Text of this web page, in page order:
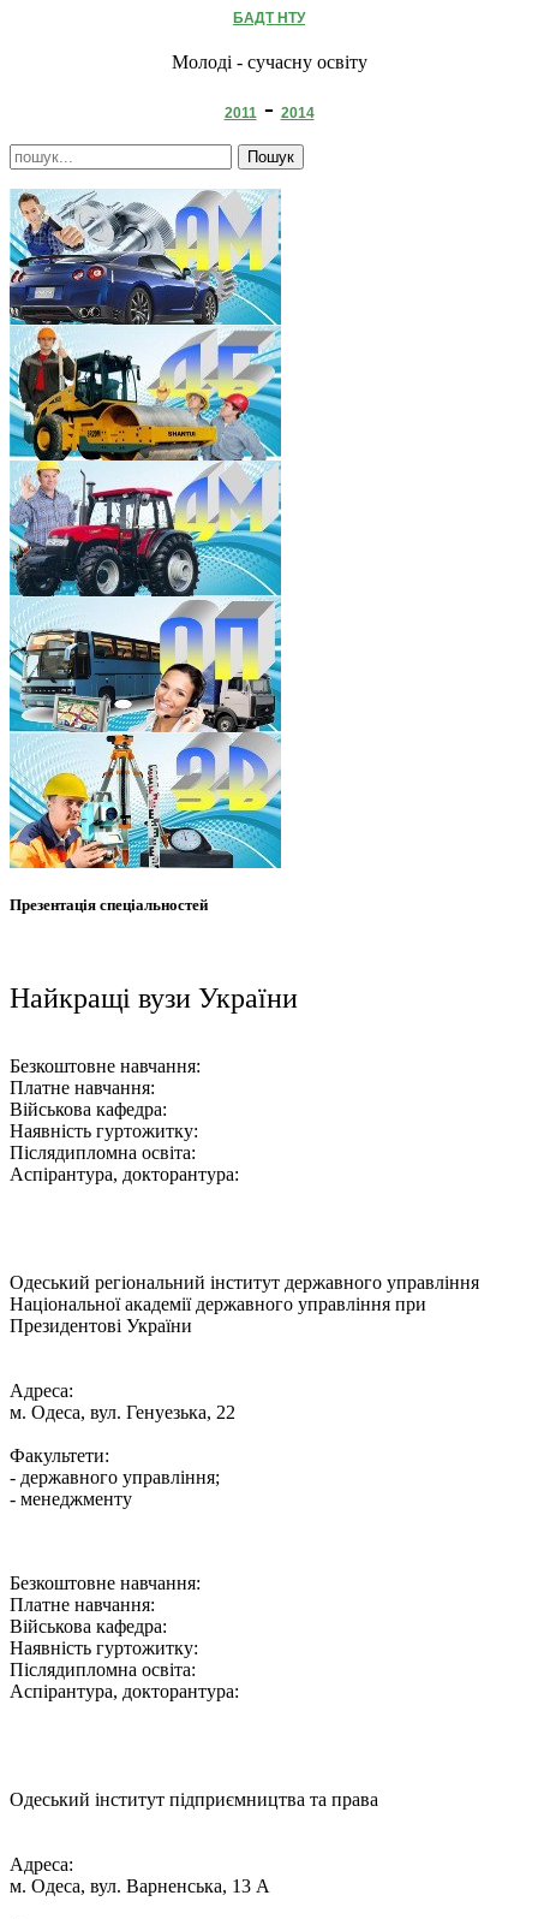
БАДТ НТУ
Молоді - сучасну освіту
2011- 2014
Презентація спеціальностей
Найкращі вузи України
Безкоштовне навчання:
Платне навчання:
Військова кафедра:
Наявність гуртожитку:
Післядипломна освіта:
Аспірантура, докторантура:
Одеський регіональний інститут державного управління
Національної академії державного управління при
Президентові України
Адреса:
м. Одеса, вул. Генуезька, 22
Факультети:
- державного управління;
- менеджменту
Безкоштовне навчання:
Платне навчання:
Військова кафедра:
Наявність гуртожитку:
Післядипломна освіта:
Аспірантура, докторантура:
Одеський інститут підприємництва та права
Адреса:
м. Одеса, вул. Варненська, 13 А